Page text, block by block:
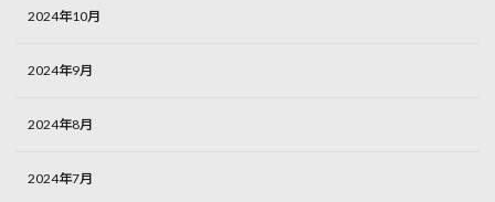
2024年10月
2024年9月
2024年8月
2024年7月